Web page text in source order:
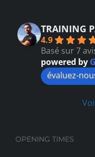
TRAINING
4.9
Basé sur 7
powered by G
évaluez-
OPENING TIMES